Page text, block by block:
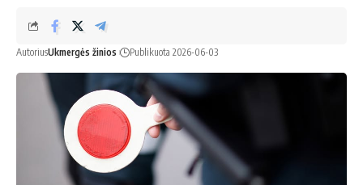
AutoriusUkmergės žinios Publikuota 2026-06-03